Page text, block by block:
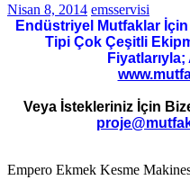
Nisan 8, 2014 emsservisi
Endüstriyel Mutfaklar
Tipi Çok Çeşitli
Fiyatlarıyla;
Veya İstekleriniz İçin
Empero Ekmek Kesme